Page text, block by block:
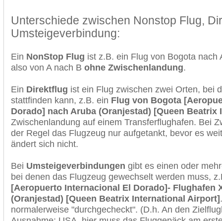
Unterschiede zwischen Nonstop Flug,
Umsteigeverbindung:
Ein NonStop Flug ist z.B. ein Flug von Bogota nach
also von A nach B ohne Zwischenlandung.
Ein Direktflug ist ein Flug zwischen zwei Orten, bei
stattfinden kann, z.B. ein Flug von Bogota
Dorado] nach Aruba (Oranjestad) [Queen
Zwischenlandung auf einem Transferflughafen. Bei
der Regel das Flugzeug nur aufgetankt, bevor es
ändert sich nicht.
Bei Umsteigeverbindungen gibt es einen oder
bei denen das Flugzeug gewechselt werden muss,
[Aeropuerto Internacional El Dorado]- Flughafen
(Oranjestad) [Queen Beatrix International Airport]
normalerweise "durchgecheckt". (D.h. An den